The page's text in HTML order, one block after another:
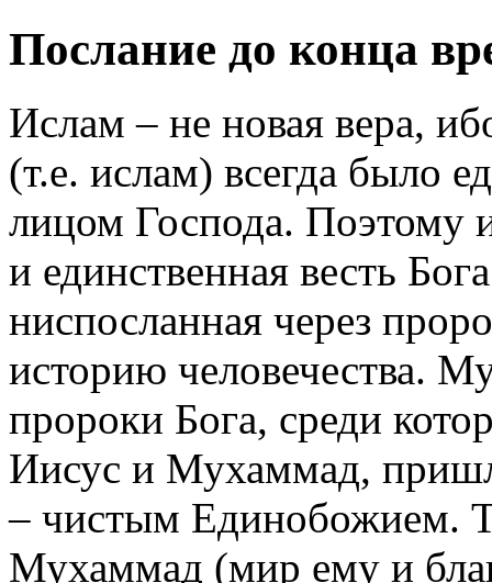
Послание до конца
Ислам – не новая вера,
(т.е. ислам) всегда было
лицом Господа. Поэтому
и единственная весть
ниспосланная через
историю человечества.
пророки Бога, среди
Иисус и Мухаммад,
– чистым Единобожием.
Мухаммад (мир ему и